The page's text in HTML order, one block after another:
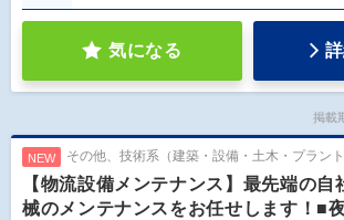
気になる
掲載
NEW その他、技術系（建築・設備・土木・プラント
【物流設備メンテナンス】最先端の自
械のメンテナンスをお任せします！■